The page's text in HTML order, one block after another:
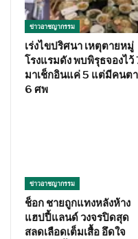
ข่าวอาชญากรรม
เร่งไขปริศนา เหตุตายหมู่
โรงแรมดัง พบพิรุธจองไว้
มาเช็กอินแค่ 5 แต่มีคนต
6 ศพ
ข่าวอาชญากรรม
ช็อก ชายถูกแทงหลังห้าง
แฮปปี้แลนด์ วงจรปิดสุด
สลดเลือดเต็มเสื้อ อึดใจ